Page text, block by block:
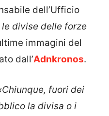
dell’Ufficio
divise delle forze
immagini del
dall’Adnkronos.
fuori dei
la divisa o i